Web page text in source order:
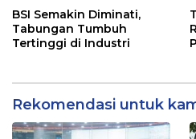
BSI Semakin Diminati,
Tabungan Tumbuh
Tertinggi di Industri
Rekomendasi untuk